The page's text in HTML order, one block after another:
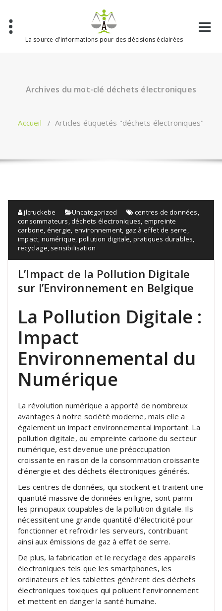
contenu
La source d'informations pour des décisions éclairées
Archives du mot-clé déchets électroniques
Accueil /Articles étiquetés "déchets électroniques"
jlcruckebe Uncategorized centres de données
consommateurs ,déchets électroniques empreinte
carbone énergie environnement gaz à effet de serre
impact numérique pollution digitale pratiques durables
recyclage sensibilisation
L’Impact de la Pollution Digitale
sur l’Environnement en Belgique
La Pollution Digitale :
Impact
Environnemental du
Numérique
La révolution numérique a apporté de nombreux
avantages à notre société moderne, mais elle a
également un impact environnemental important. La
pollution digitale, ou empreinte carbone du secteur
numérique, est devenue une préoccupation
croissante en raison de la consommation croissante
d’énergie et des déchets électroniques générés.
Les centres de données, qui stockent et traitent une
quantité massive de données en ligne, sont parmi
les principaux coupables de la pollution digitale. Ils
nécessitent une grande quantité d’électricité pour
fonctionner et refroidir les serveurs, contribuant
ainsi aux émissions de gaz à effet de serre.
De plus, la fabrication et le recyclage des appareils
électroniques tels que les smartphones, les
ordinateurs et les tablettes génèrent des déchets
électroniques toxiques qui polluent l’environnement
et mettent en danger la santé humaine.